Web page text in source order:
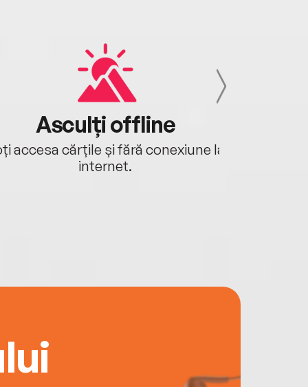
Asculți offline
accesa cărțile și fără conexiune la
internet.